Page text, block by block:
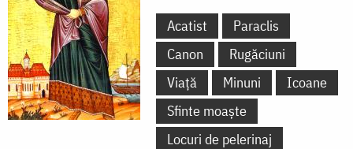
Acatist
Paraclis
Canon
Rugăciuni
Viață
Minuni
Icoane
Sfinte moaște
Locuri de pelerinaj